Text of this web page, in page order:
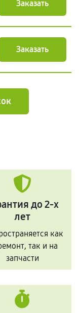
Заказать
Заказать
до 2-х
лет
как
так и на
запчасти